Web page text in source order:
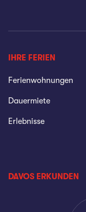
IHRE FERIEN
Ferienwohnungen
Dauermiete
Erlebnisse
DAVOS ERKUNDEN